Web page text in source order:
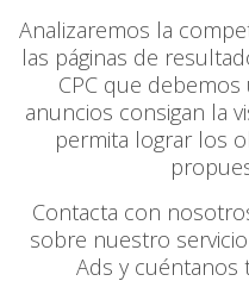
Analizaremos la
las páginas de
CPC que
anuncios consigan la
permita lograr los
Contacta con
sobre nuestro
Ads y cuéntanos